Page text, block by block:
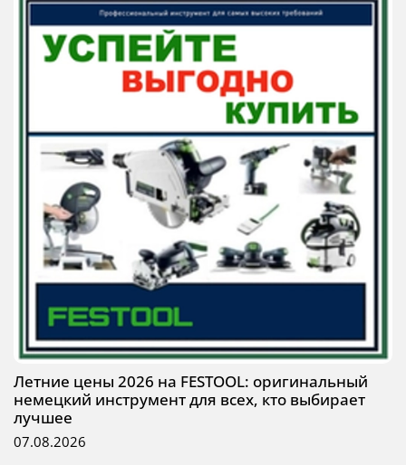
Летние цены 2026 на FESTOOL: оригинальный
немецкий инструмент для всех, кто выбирает
лучшее
07.08.2026